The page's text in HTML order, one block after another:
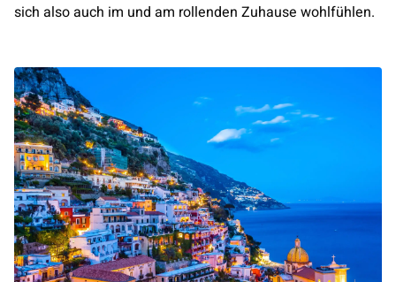
sich also auch im und am rollenden Zuhause wohlfühlen.